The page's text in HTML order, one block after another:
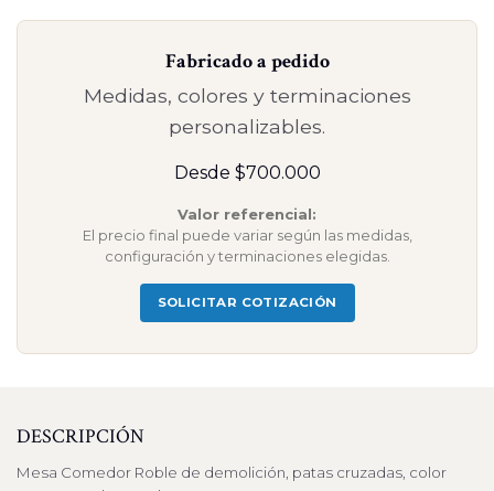
Fabricado a pedido
Medidas, colores y terminaciones
personalizables.
Desde $700.000
Valor referencial:
El precio final puede variar según las medidas,
configuración y terminaciones elegidas.
SOLICITAR COTIZACIÓN
DESCRIPCIÓN
Mesa Comedor Roble de demolición, patas cruzadas, color